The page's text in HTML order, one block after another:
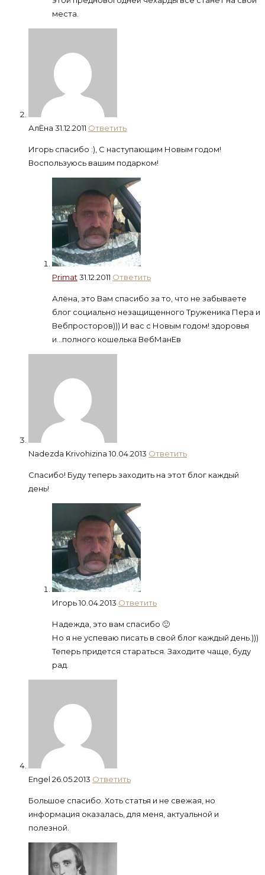
места.
АлЁна 31.12.2011 Ответить
Игорь спасибо :), С наступающим Новым годом!
Воспользуюсь вашим подарком!
Primat 31.12.2011 Ответить
Алёна, это Вам спасибо за то, что не забываете
блог социально незащищенного Труженика Пера и
Вебпросторов))) И вас с Новым годом! здоровья
и…полного кошелька ВебМанЕв
Nadezda Krivohizina10.04.2013 Ответить
Спасибо! Буду теперь заходить на этот блог каждый
день!
Игорь10.04.2013 Ответить
Надежда, это вам спасибо 🙂
Но я не успеваю писать в свой блог каждый день.)))
Теперь придется стараться. Заходите чаще, буду
рад.
Engel 26.05.2013 Ответить
Большое спасибо. Хоть статья и не свежая, но
информация оказалась, для меня, актуальной и
полезной.